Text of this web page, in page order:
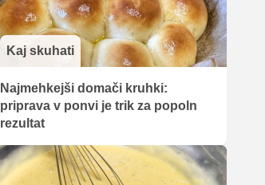
Kaj skuhati
Najmehkejši domači kruhki:
priprava v ponvi je trik za popoln
rezultat